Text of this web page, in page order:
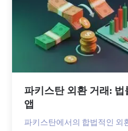
파키스탄 외환 거래: 법
앱
파키스탄에서의 합법적인 외